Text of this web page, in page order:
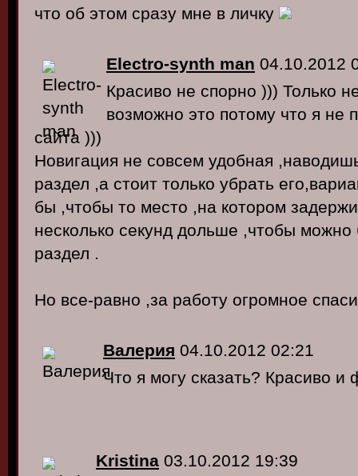
что об этом сразу мне в личку
Electro-synth man 04.10.2012
Красиво не спорно ))) Только
возможно это потому что я не
сайта )))
Новигация не совсем удобная
раздел ,а стоит только убрать
бы ,чтобы то место ,на котором
несколько секунд дольше ,чтобы можно
раздел .
Но все-равно ,за работу огромное
Валерия 04.10.2012 02:21
Что я могу сказать? Красиво и
Kristina 03.10.2012 19:39